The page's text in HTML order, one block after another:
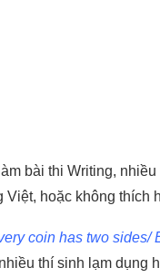
bài thi Writing,
Việt, hoặc không thích
coin has two sides/
thí sinh lạm dụng